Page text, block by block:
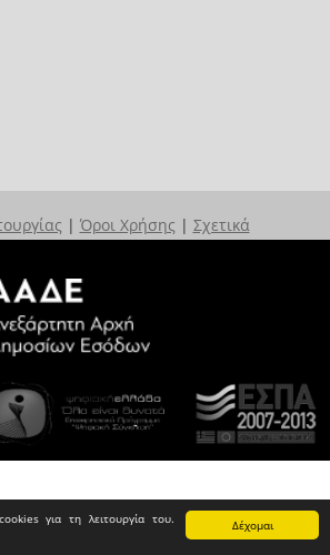
Δέχομαι
για τη λειτουργία του.
| Όροι Χρήσης | Σχετικά